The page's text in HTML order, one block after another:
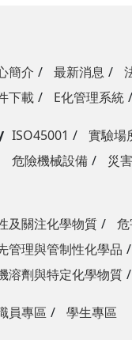
簡介 最新消息
下載
E化管理系統
ISO45001 實驗場
危險機械設備
災
及關注化學物質
管理與管制性化學品
溶劑與特定化學物質
員專區 學生專區